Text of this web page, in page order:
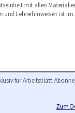
mit allen
Lehrerhinweisen ist
für Arbeitsblatt-
Zum